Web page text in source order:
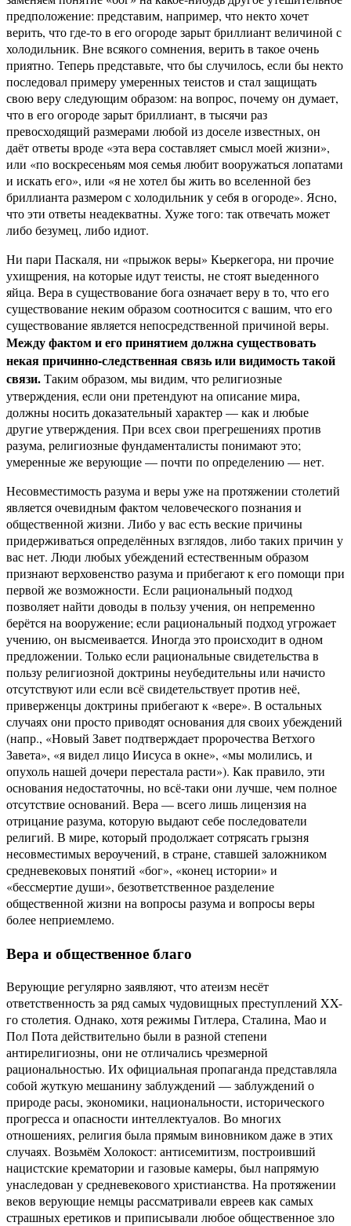
предположение: представим, например, что некто хочет
верить, что где-то в его огороде зарыт бриллиант величиной с
холодильник. Вне всякого сомнения, верить в такое очень
приятно. Теперь представьте, что бы случилось, если бы некто
последовал примеру умеренных теистов и стал защищать
свою веру следующим образом: на вопрос, почему он думает,
что в его огороде зарыт бриллиант, в тысячи раз
превосходящий размерами любой из доселе известных, он
даёт ответы вроде «эта вера составляет смысл моей жизни»,
или «по воскресеньям моя семья любит вооружаться лопатами
и искать его», или «я не хотел бы жить во вселенной без
бриллианта размером с холодильник у себя в огороде». Ясно,
что эти ответы неадекватны. Хуже того: так отвечать может
либо безумец, либо идиот.
Ни пари Паскаля, ни «прыжок веры» Кьеркегора, ни прочие
ухищрения, на которые идут теисты, не стоят выеденного
яйца. Вера в существование бога означает веру в то, что его
существование неким образом соотносится с вашим, что его
существование является непосредственной причиной веры.
Между фактом и его принятием должна существовать
некая причинно-следственная связь или видимость такой
связи.Таким образом, мы видим, что религиозные
утверждения, если они претендуют на описание мира,
должны носить доказательный характер — как и любые
другие утверждения. При всех свои прегрешениях против
разума, религиозные фундаменталисты понимают это;
умеренные же верующие — почти по определению — нет.
Несовместимость разума и веры уже на протяжении столетий
является очевидным фактом человеческого познания и
общественной жизни. Либо у вас есть веские причины
придерживаться определённых взглядов, либо таких причин у
вас нет. Люди любых убеждений естественным образом
признают верховенство разума и прибегают к его помощи при
первой же возможности. Если рациональный подход
позволяет найти доводы в пользу учения, он непременно
берётся на вооружение; если рациональный подход угрожает
учению, он высмеивается. Иногда это происходит в одном
предложении. Только если рациональные свидетельства в
пользу религиозной доктрины неубедительны или начисто
отсутствуют или если всё свидетельствует против неё,
приверженцы доктрины прибегают к «вере». В остальных
случаях они просто приводят основания для своих убеждений
(напр., «Новый Завет подтверждает пророчества Ветхого
Завета», «я видел лицо Иисуса в окне», «мы молились, и
опухоль нашей дочери перестала расти»). Как правило, эти
основания недостаточны, но всё-таки они лучше, чем полное
отсутствие оснований. Вера — всего лишь лицензия на
отрицание разума, которую выдают себе последователи
религий. В мире, который продолжает сотрясать грызня
несовместимых вероучений, в стране, ставшей заложником
средневековых понятий «бог», «конец истории» и
«бессмертие души», безответственное разделение
общественной жизни на вопросы разума и вопросы веры
более неприемлемо.
Вера и общественное благо
Верующие регулярно заявляют, что атеизм несёт
ответственность за ряд самых чудовищных преступлений XX-
го столетия. Однако, хотя режимы Гитлера, Сталина, Мао и
Пол Пота действительно были в разной степени
антирелигиозны, они не отличались чрезмерной
рациональностью. Их официальная пропаганда представляла
собой жуткую мешанину заблуждений — заблуждений о
природе расы, экономики, национальности, исторического
прогресса и опасности интеллектуалов. Во многих
отношениях, религия была прямым виновником даже в этих
случаях. Возьмём Холокост: антисемитизм, построивший
нацистские крематории и газовые камеры, был напрямую
унаследован у средневекового христианства. На протяжении
веков верующие немцы рассматривали евреев как самых
страшных еретиков и приписывали любое общественное зло